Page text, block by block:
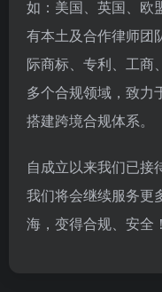
如：美国、英国、欧
有本土及合作律师团
际商标、专利、工商
多个合规领域，致力
搭建跨境合规体系。
自成立以来我们已接
我们将会继续服务更
海，变得合规、安全！